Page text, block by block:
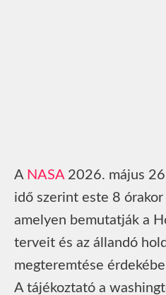
A NASA 2026. május
idő szerint este 8
amelyen bemutatják a
terveit és az állandó
megteremtése
A tájékoztató a